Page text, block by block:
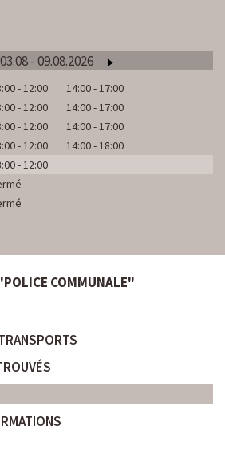
03.08 - 09.08.2026
- 12:00
14:00 - 17:00
- 12:00
14:00 - 17:00
- 12:00
14:00 - 17:00
- 12:00
14:00 - 18:00
- 12:00
COMMUNALE"